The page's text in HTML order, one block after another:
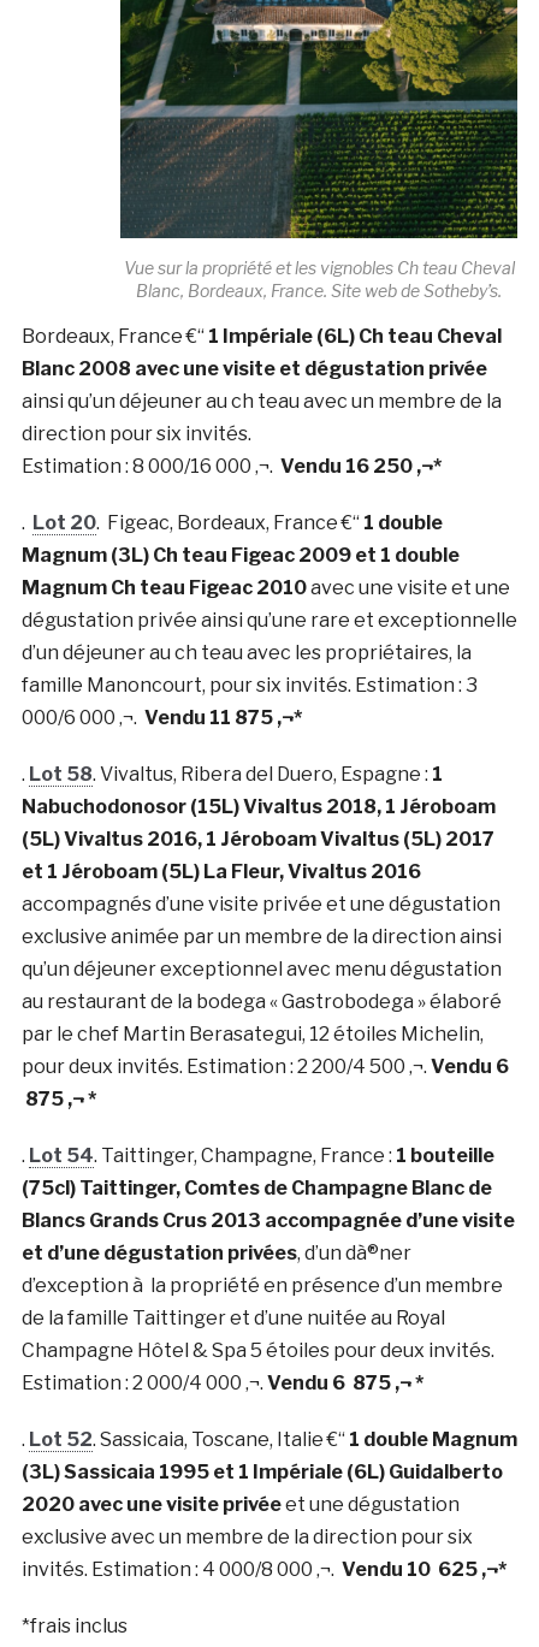
Vue sur la propriété et les vignobles Ch teau Cheval
Blanc, Bordeaux, France. Site web de Sotheby’s.
Bordeaux, France €“ 1 Impériale (6L) Ch teau Cheval
Blanc 2008 avec une visite et dégustation privée
ainsi qu’un déjeuner au ch teau avec un membre de la
direction pour six invités.
Estimation : 8 000/16 000 ‚¬. Vendu 16 250 ‚¬*
. Lot 20. Figeac, Bordeaux, France €“ 1 double
Magnum (3L) Ch teau Figeac 2009 et 1 double
Magnum Ch teau Figeac 2010avec une visite et une
dégustation privée ainsi qu’une rare et exceptionnelle
d’un déjeuner au ch teau avec les propriétaires, la
famille Manoncourt, pour six invités. Estimation : 3
000/6 000 ‚¬. Vendu 11 875 ‚¬*
. Lot 58. Vivaltus, Ribera del Duero, Espagne : 1
Nabuchodonosor (15L) Vivaltus 2018, 1 Jéroboam
(5L) Vivaltus 2016, 1 Jéroboam Vivaltus (5L) 2017
et 1 Jéroboam (5L) La Fleur, Vivaltus 2016
accompagnés d’une visite privée et une dégustation
exclusive animée par un membre de la direction ainsi
qu’un déjeuner exceptionnel avec menu dégustation
au restaurant de la bodega « Gastrobodega » élaboré
par le chef Martin Berasategui, 12 étoiles Michelin,
pour deux invités. Estimation : 2 200/4 500 ‚¬. Vendu 6
875 ‚¬ *
. Lot 54. Taittinger, Champagne, France : 1 bouteille
(75cl) Taittinger, Comtes de Champagne Blanc de
Blancs Grands Crus 2013 accompagnée d’une visite
et d’une dégustation privées, d’un dà®ner
d’exception à la propriété en présence d’un membre
de la famille Taittinger et d’une nuitée au Royal
Champagne Hôtel & Spa 5 étoiles pour deux invités.
Estimation : 2 000/4 000 ‚¬. Vendu 6 875 ‚¬ *
. Lot 52. Sassicaia, Toscane, Italie €“ 1 double Magnum
(3L) Sassicaia 1995 et 1 Impériale (6L) Guidalberto
2020 avec une visite privéeet une dégustation
exclusive avec un membre de la direction pour six
invités. Estimation : 4 000/8 000 ‚¬. Vendu 10 625 ‚¬*
*frais inclus